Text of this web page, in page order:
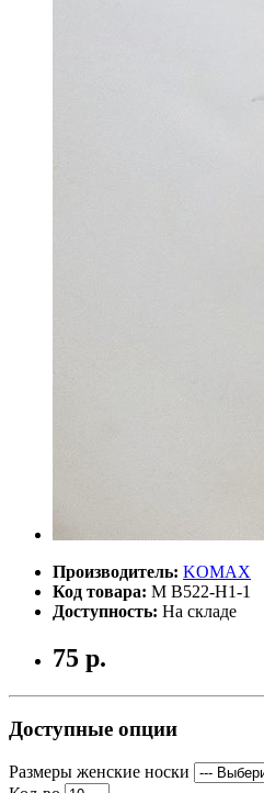
Производитель: KOMAX
Код товара: М B522-H1-1
Доступность: На складе
75 р.
Доступные опции
Размеры женские носки